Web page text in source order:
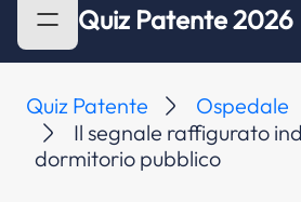
Quiz Patente 2026
Quiz Patente
Ospedale
Il segnale raffigurato
dormitorio pubblico